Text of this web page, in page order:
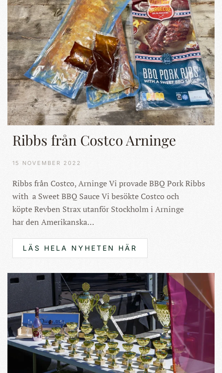
Ribbs från Costco Arninge
15 NOVEMBER 2022
Ribbs från Costco, Arninge Vi provade BBQ Pork Ribbs
with a Sweet BBQ Sauce Vi besökte Costco och
köpte Revben Strax utanför Stockholm i Arninge
har den Amerikanska…
LÄS HELA NYHETEN HÄR